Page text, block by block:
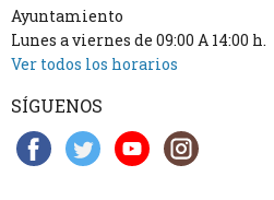
Ayuntamiento
Lunes a viernes de 09:00 A 14:00 h.
Ver todos los horarios
SÍGUENOS